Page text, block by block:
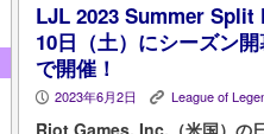
LJL 2023 Summer Split
10日（土）にシーズン
で開催！
P 2023年6月2日 K League of